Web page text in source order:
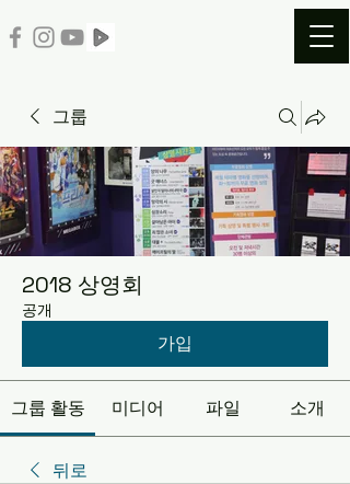
그룹
2018 상영회
공개
가입
그룹 활동 미디어 파일 소개
뒤로